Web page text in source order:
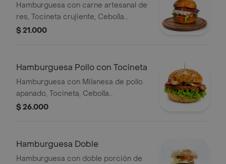
Hamburguesa con carne artesanal de
res, Tocineta crujiente, Cebolla
caramelizada, Lechuga fresca,
$ 21.000
Hamburguesa Pollo con Tocineta
Hamburguesa con Milanesa de pollo
apanado, Tocineta, Cebolla
caramelizada, Lechuga fresca,
$ 26.000
Hamburguesa Doble
Hamburguesa con doble porción de